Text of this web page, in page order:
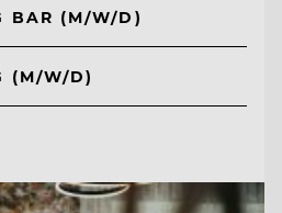
BAR (M/W/D)
(M/W/D)